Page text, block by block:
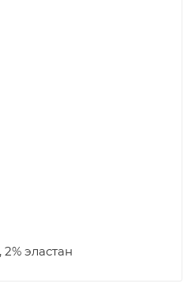
эластан